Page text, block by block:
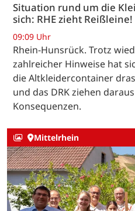
Situation rund um die
sich: RHE zieht Reißleine!
09:09 Uhr
Rhein-Hunsrück. Trotz
zahlreicher Hinweise hat
die Altkleidercontainer
und das DRK ziehen
Konsequenzen.
Mittelrhein